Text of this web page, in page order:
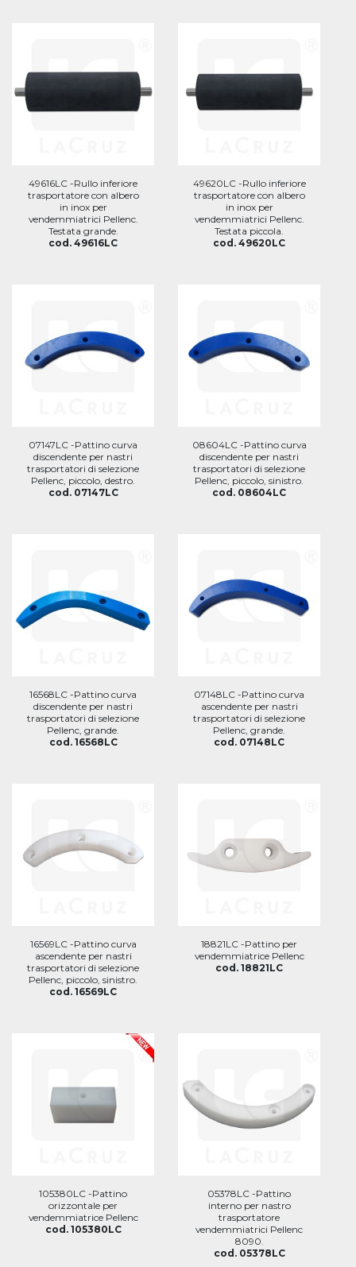
49616LC -Rullo inferiore
trasportatore con albero
in inox per
vendemmiatrici Pellenc.
Testata grande.
cod. 49616LC
49620LC -Rullo inferiore
trasportatore con albero
in inox per
vendemmiatrici Pellenc.
Testata piccola.
cod. 49620LC
07147LC -Pattino curva
discendente per nastri
trasportatori di selezione
Pellenc, piccolo, destro.
cod. 07147LC
08604LC -Pattino curva
discendente per nastri
trasportatori di selezione
Pellenc, piccolo, sinistro.
cod. 08604LC
16568LC -Pattino curva
discendente per nastri
trasportatori di selezione
Pellenc, grande.
cod. 16568LC
07148LC -Pattino curva
ascendente per nastri
trasportatori di selezione
Pellenc, grande.
cod. 07148LC
16569LC -Pattino curva
ascendente per nastri
trasportatori di selezione
Pellenc, piccolo, sinistro.
cod. 16569LC
18821LC -Pattino per
vendemmiatrice Pellenc
cod. 18821LC
105380LC -Pattino
orizzontale per
vendemmiatrice Pellenc
cod. 105380LC
05378LC -Pattino
interno per nastro
trasportatore
vendemmiatrici Pellenc
8090.
cod. 05378LC